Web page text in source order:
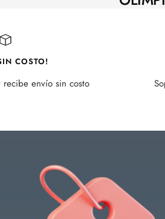
COSTO!
envío sin costo